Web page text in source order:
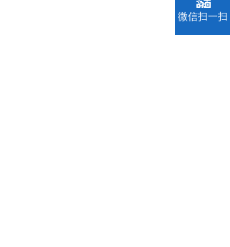
微信扫一扫